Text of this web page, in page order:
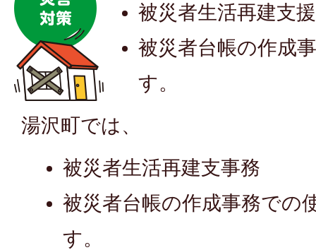
被災者生活再建支
被災者台帳の作成
す。
湯沢町では、
被災者生活再建支事務
被災者台帳の作成事務での
す。